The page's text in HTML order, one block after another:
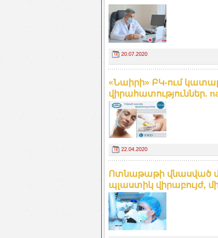
20.07.2020
«Նաիրի» ԲԿ-ում
վիրահատություններ.
22.04.2020
Ոտնաթաթի վնասված
պլաստիկ վիրաբույժ,